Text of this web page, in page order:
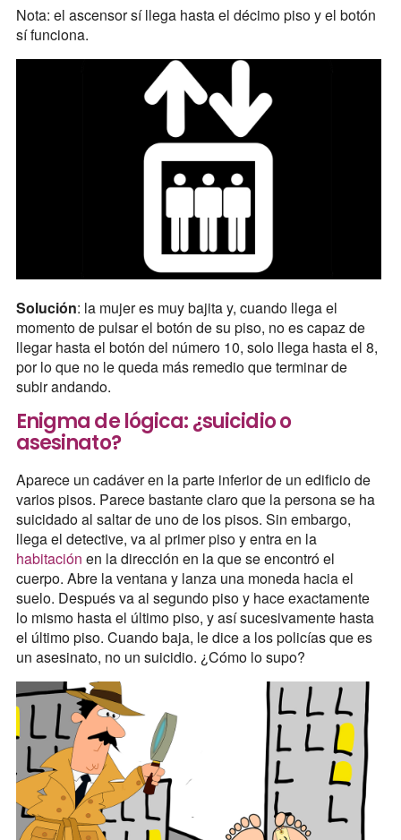
Nota: el ascensor sí llega hasta el décimo piso y el botón
sí funciona.
Solución: la mujer es muy bajita y, cuando llega el
momento de pulsar el botón de su piso, no es capaz de
llegar hasta el botón del número 10, solo llega hasta el 8,
por lo que no le queda más remedio que terminar de
subir andando.
Enigma de lógica: ¿suicidio o
asesinato?
Aparece un cadáver en la parte inferior de un edificio de
varios pisos. Parece bastante claro que la persona se ha
suicidado al saltar de uno de los pisos. Sin embargo,
llega el detective, va al primer piso y entra en la
habitación en la dirección en la que se encontró el
cuerpo. Abre la ventana y lanza una moneda hacia el
suelo. Después va al segundo piso y hace exactamente
lo mismo hasta el último piso, y así sucesivamente hasta
el último piso. Cuando baja, le dice a los policías que es
un asesinato, no un suicidio. ¿Cómo lo supo?